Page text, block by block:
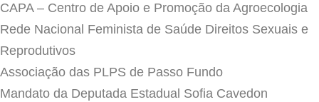
CAPA – Centro de Apoio e Promoção da Agroecologia
Rede Nacional Feminista de Saúde Direitos Sexuais e
Reprodutivos
Associação das PLPS de Passo Fundo
Mandato da Deputada Estadual Sofia Cavedon